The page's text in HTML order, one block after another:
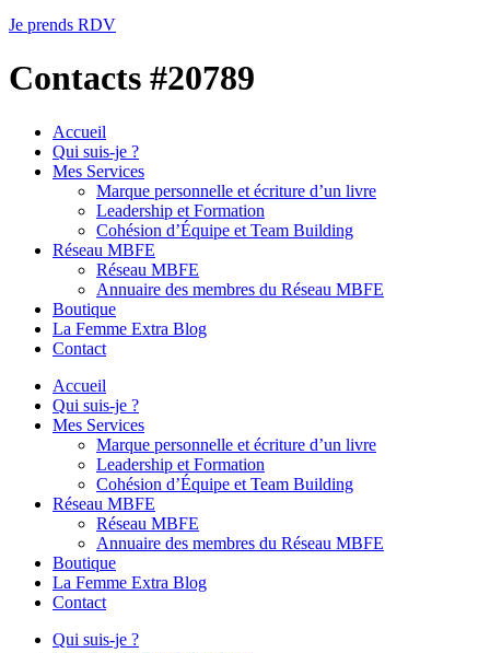
Je prends RDV
Contacts #20789
Accueil
Qui suis-je ?
Mes Services
Marque personnelle et écriture d’un livre
Leadership et Formation
Cohésion d’Équipe et Team Building
Réseau MBFE
Réseau MBFE
Annuaire des membres du Réseau MBFE
Boutique
La Femme Extra Blog
Contact
Accueil
Qui suis-je ?
Mes Services
Marque personnelle et écriture d’un livre
Leadership et Formation
Cohésion d’Équipe et Team Building
Réseau MBFE
Réseau MBFE
Annuaire des membres du Réseau MBFE
Boutique
La Femme Extra Blog
Contact
Qui suis-je ?